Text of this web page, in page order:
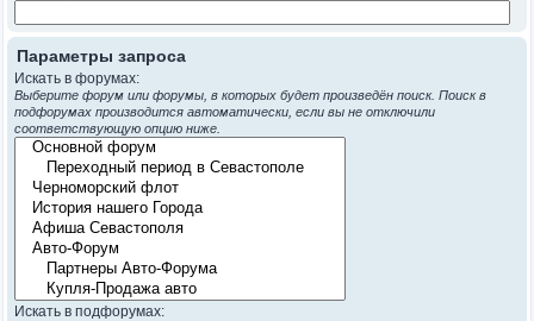
Параметры запроса
Искать в форумах:
Выберите форум или форумы, в которых будет произведён поиск. Поиск в
подфорумах производится автоматически, если вы не отключили
соответствующую опцию ниже.
Искать в подфорумах: